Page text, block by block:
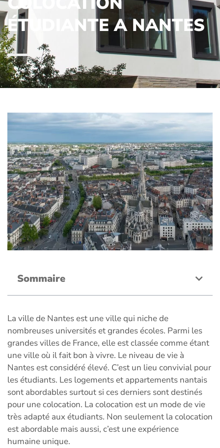
ÉTUDIANTE A NANTES
Sommaire
La ville de Nantes est une ville qui niche de
nombreuses universités et grandes écoles. Parmi les
grandes villes de France, elle est classée comme étant
une ville où il fait bon à vivre. Le niveau de vie à
Nantes est considéré élevé. C’est un lieu convivial pour
les étudiants. Les logements et appartements nantais
sont abordables surtout si ces derniers sont destinés
pour une colocation. La colocation est un mode de vie
très adapté aux étudiants. Non seulement la colocation
est abordable mais aussi, c’est une expérience
humaine unique.